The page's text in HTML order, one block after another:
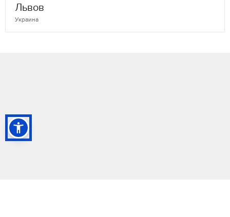
Львов
Украина